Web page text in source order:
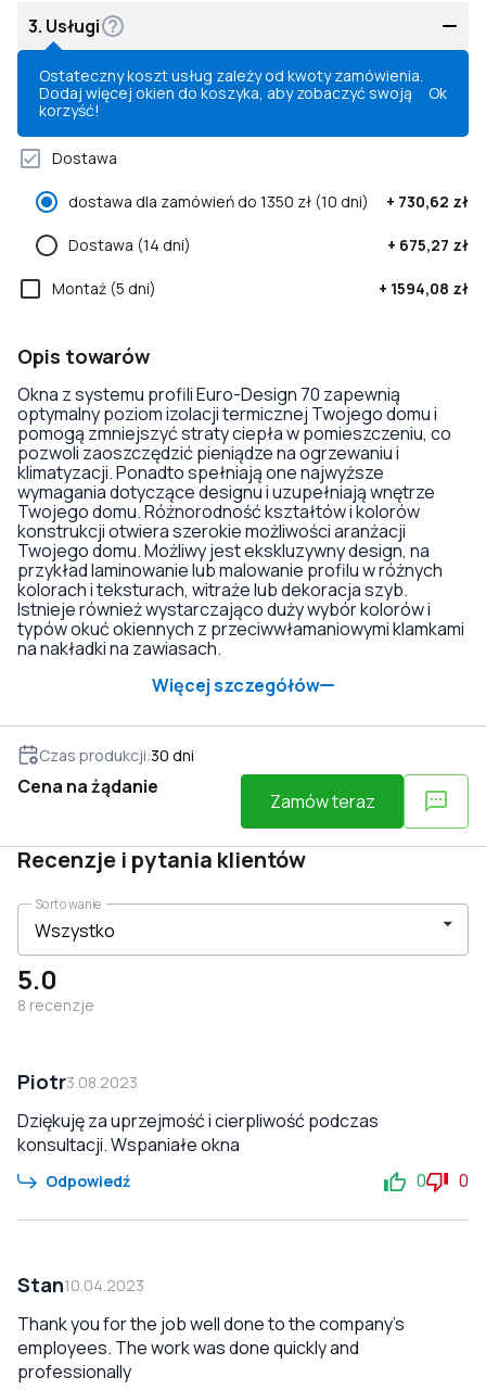
3. Usługi
Ostateczny koszt usług zależy od kwoty zamówienia.
Dodaj więcej okien do koszyka, aby zobaczyć swoją
korzyść!
Ok
Dostawa
dostawa dla zamówień do 1350 zł (10 dni) + 730,62 zł
Dostawa (14 dni) + 675,27 zł
Montaż (5 dni) + 1594,08 zł
Opis towarów
Okna z systemu profili Euro-Design 70 zapewnią
optymalny poziom izolacji termicznej Twojego domu i
pomogą zmniejszyć straty ciepła w pomieszczeniu, co
pozwoli zaoszczędzić pieniądze na ogrzewaniu i
klimatyzacji. Ponadto spełniają one najwyższe
wymagania dotyczące designu i uzupełniają wnętrze
Twojego domu. Różnorodność kształtów i kolorów
konstrukcji otwiera szerokie możliwości aranżacji
Twojego domu. Możliwy jest ekskluzywny design, na
przykład laminowanie lub malowanie profilu w różnych
kolorach i teksturach, witraże lub dekoracja szyb.
Istnieje również wystarczająco duży wybór kolorów i
typów okuć okiennych z przeciwwłamaniowymi klamkami
na nakładki na zawiasach.
Więcej szczegółów
Czas produkcji:30 dni
Cena na żądanie
Zamów teraz
Recenzje i pytania klientów
5.0
8 recenzje
Sortowanie
Piotr3.08.2023
Dziękuję za uprzejmość i cierpliwość podczas
konsultacji. Wspaniałe okna
Odpowiedź 0 0
Stan10.04.2023
Thank you for the job well done to the company's
employees. The work was done quickly and
professionally